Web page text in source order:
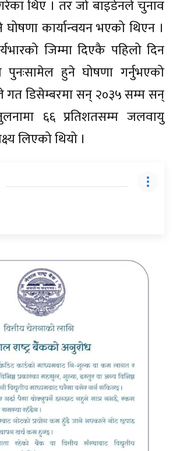
थिए । तर जो बाइडेनले चुनाव
घोषणा कार्यान्वयन भएको थिएन ।
जिम्मा दिएकै पहिलो दिन
पुनःसामेल हुने घोषणा गर्नुभएको
गत डिसेम्बरमा सन् २०३५ सम्म सन्
६६ प्रतिशतसम्म जलवायु
लिएको थियो ।